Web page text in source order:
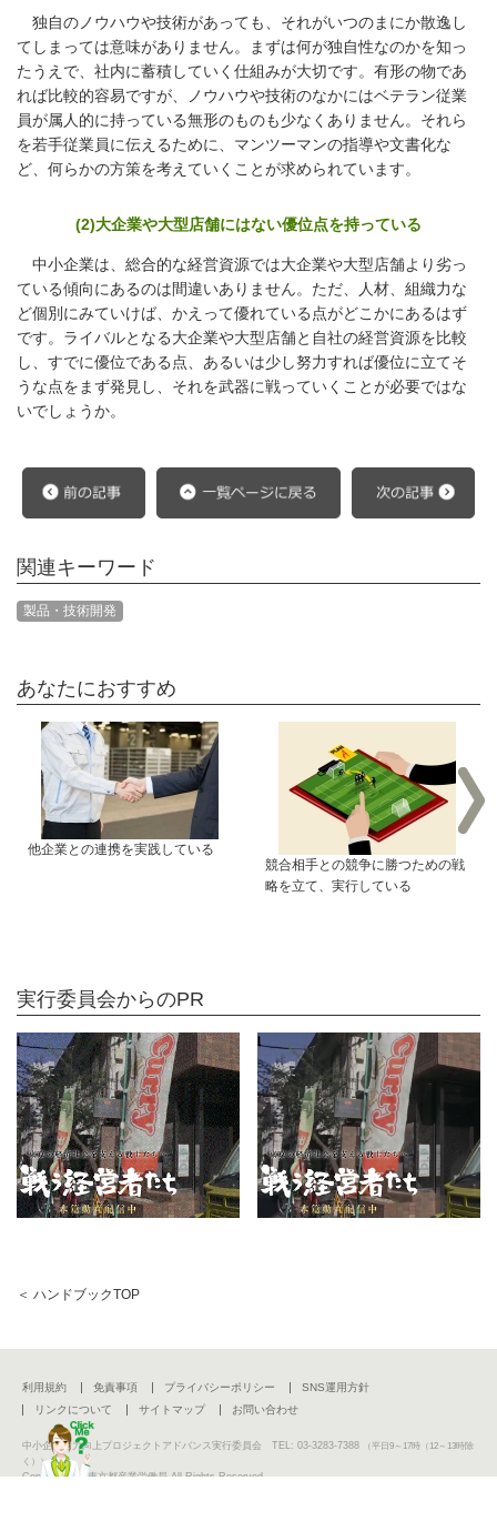
独自のノウハウや技術があっても、それがいつのまにか散逸し
てしまっては意味がありません。まずは何が独自性なのかを知っ
たうえで、社内に蓄積していく仕組みが大切です。有形の物であ
れば比較的容易ですが、ノウハウや技術のなかにはベテラン従業
員が属人的に持っている無形のものも少なくありません。それら
を若手従業員に伝えるために、マンツーマンの指導や文書化な
ど、何らかの方策を考えていくことが求められています。
(2)大企業や大型店舗にはない優位点を持っている
中小企業は、総合的な経営資源では大企業や大型店舗より劣っ
ている傾向にあるのは間違いありません。ただ、人材、組織力な
ど個別にみていけば、かえって優れている点がどこかにあるはず
です。ライバルとなる大企業や大型店舗と自社の経営資源を比較
し、すでに優位である点、あるいは少し努力すれば優位に立てそ
うな点をまず発見し、それを武器に戦っていくことが必要ではな
いでしょうか。
関連キーワード
製品・技術開発
あなたにおすすめ
他企業との連携を実践している
競合相手との競争に勝つための戦
略を立て、実行している
実行委員会からのPR
＜ ハンドブックTOP
利用規約 免責事項 プライバシーポリシー
SNS運用方針
リンクについて
サイトマップ お問い合わせ
中小企業活力向上プロジェクトアドバンス実行委員会 TEL: 03-3283-7388
（平日9～17時（12～13時除
く））
Copyright (C) 東京都産業労働局 All Rights Reserved.